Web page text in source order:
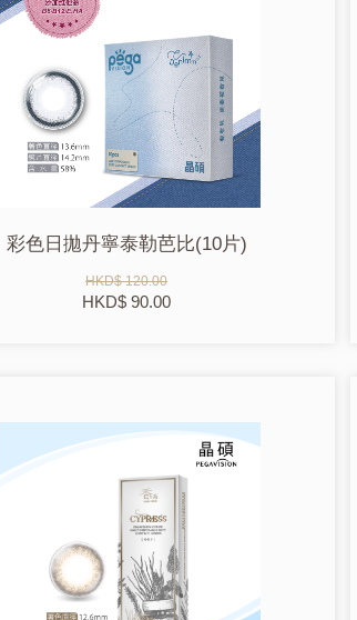
彩色日拋丹寧泰勒芭比(10片)
HKD$ 120.00
HKD$ 90.00